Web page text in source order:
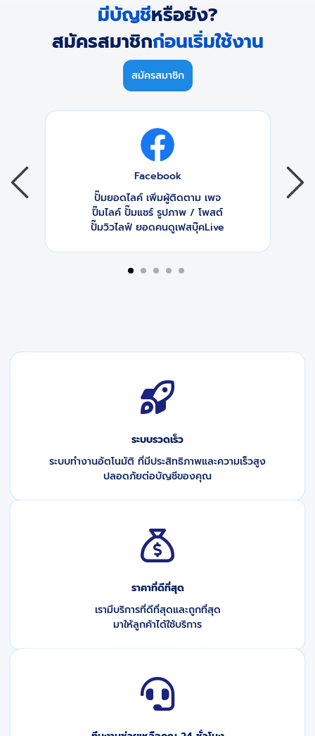
มีบัญชีหรือยัง?
สมัครสมาชิกก่อนเริ่มใช้งาน
สมัครสมาชิก
Facebook
ปั๊มยอดไลค์ เพิ่มผู้ติดตาม เพจ
ปิ๊มไลค์ ปั๊มแชร์ รูปภาพ / โพสต์
ปั๊มวิวไลฟ์ ยอดคนดูเฟสบุ๊คLive
ระบบรวดเร็ว
ระบบทำงานอัตโนมัติ ที่มีประสิทธิภาพและความเร็วสูง
ปลอดภัยต่อบัญชีของคุณ
ราคาที่ดีที่สุด
เรามีบริการที่ดีที่สุดและถูกที่สุด
มาให้ลูกค้าได้ใช้บริการ